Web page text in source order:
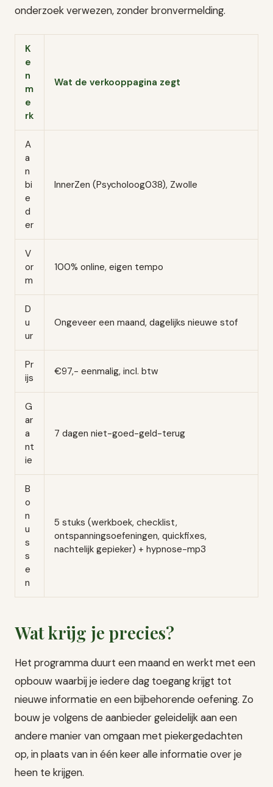
onderzoek verwezen, zonder bronvermelding.
K
e
n
m
e
rk
Wat de verkooppagina zegt
A
a
n
bi
e
d
er
InnerZen (Psycholoog038), Zwolle
V
or
m
100% online, eigen tempo
D
u
ur
Ongeveer een maand, dagelijks nieuwe stof
Pr
ijs
€97,- eenmalig, incl. btw
G
ar
a
nt
ie
7 dagen niet-goed-geld-terug
B
o
n
u
s
s
e
n
5 stuks (werkboek, checklist,
ontspanningsoefeningen, quickfixes,
nachtelijk gepieker) + hypnose-mp3
Wat krijg je precies?
Het programma duurt een maand en werkt met een
opbouw waarbij je iedere dag toegang krijgt tot
nieuwe informatie en een bijbehorende oefening. Zo
bouw je volgens de aanbieder geleidelijk aan een
andere manier van omgaan met piekergedachten
op, in plaats van in één keer alle informatie over je
heen te krijgen.